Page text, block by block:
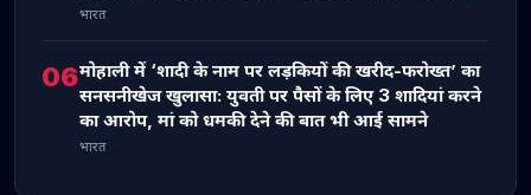
भारत
06मोहाली में ‘शादी के नाम पर लड़कियों की खरीद-फरोख्त’ का
सनसनीखेज खुलासा: युवती पर पैसों के लिए 3 शादियां करने
का आरोप, मां को धमकी देने की बात भी आई सामने
भारत